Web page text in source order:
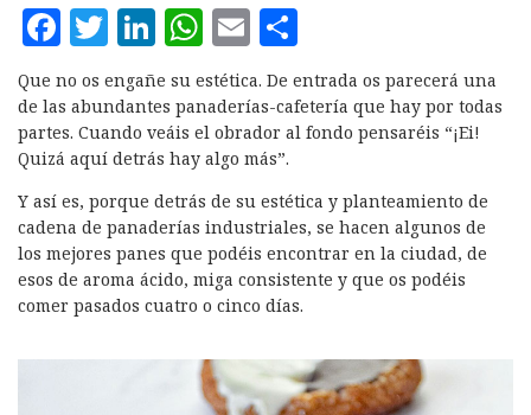
F
a
c
e
b
o
o
k
T
w
it
te
r
L
i
n
k
e
d
I
n
W
h
at
s
A
p
p
E
m
ai
l
o
m
p
rt
ir
Que no os engañe su estética. De entrada os parecerá una
de las abundantes panaderías-cafetería que hay por todas
partes. Cuando veáis el obrador al fondo pensaréis “¡Ei!
Quizá aquí detrás hay algo más”.
Y así es, porque detrás de su estética y planteamiento de
cadena de panaderías industriales, se hacen algunos de
los mejores panes que podéis encontrar en la ciudad, de
esos de aroma ácido, miga consistente y que os podéis
comer pasados cuatro o cinco días.